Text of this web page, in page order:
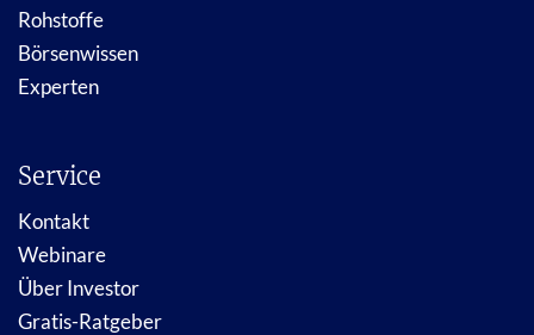
Rohstoffe
Börsenwissen
Experten
Service
Kontakt
Webinare
Über Investor
Gratis-Ratgeber